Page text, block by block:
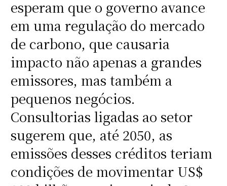
esperam que o governo avance
em uma regulação do mercado
de carbono, que causaria
impacto não apenas a grandes
emissores, mas também a
pequenos negócios.
Consultorias ligadas ao setor
sugerem que, até 2050, as
emissões desses créditos teriam
condições de movimentar US$